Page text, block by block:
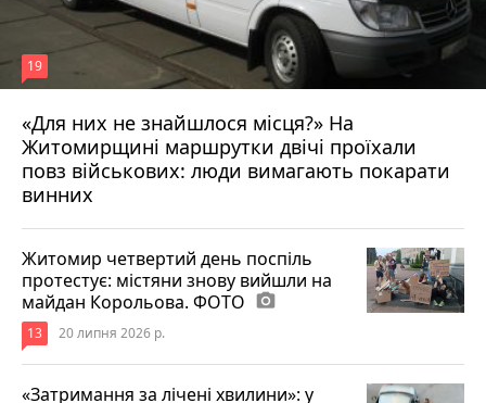
«Для них не знайшлося місця?» На
Житомирщині маршрутки двічі проїхали
повз військових: люди вимагають покарати
винних
19
17 липня 2026 р.
Житомир четвертий день поспіль
протестує: містяни знову вийшли на
майдан Корольова. ФОТО photo_camera
13 20 липня 2026 р.
«Затримання за лічені хвилини»: у